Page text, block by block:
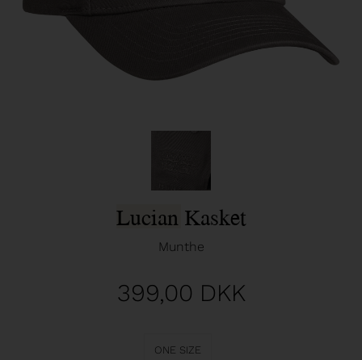
Lucian Kasket
Munthe
399,00 DKK
ONE SIZE